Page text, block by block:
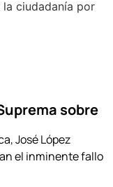
sobre
José López
el inminente fallo